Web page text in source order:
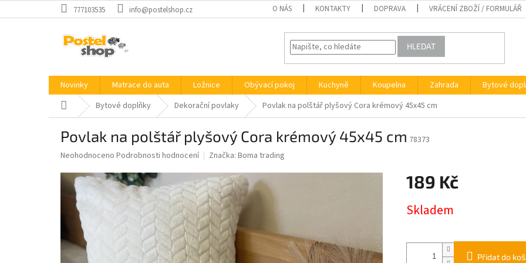
na
777103535 info@postelshop.cz O NÁS KONTAKTY DOPRAVA VRÁCENÍ ZBOŽÍ / FORMULÁŘ
HLEDAT
Novinky Matrace do auta Ložnice Obývací pokoj Kuchyně Koupelna Zahrada Bytové
Domů Bytové doplňky Dekorační povlaky Povlak na polštář plyšový Cora krémový 45x45 cm
Povlak na polštář plyšový Cora krémový 45x45 cm 78373
Průměrné
produktu
hvězdiček.
Neohodnoceno Podrobnosti hodnocení Značka: Boma trading
189 Kč
cena:
Skladem
Přidat do